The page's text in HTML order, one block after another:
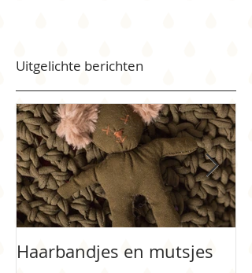
Uitgelichte berichten
Haarbandjes en mutsjes